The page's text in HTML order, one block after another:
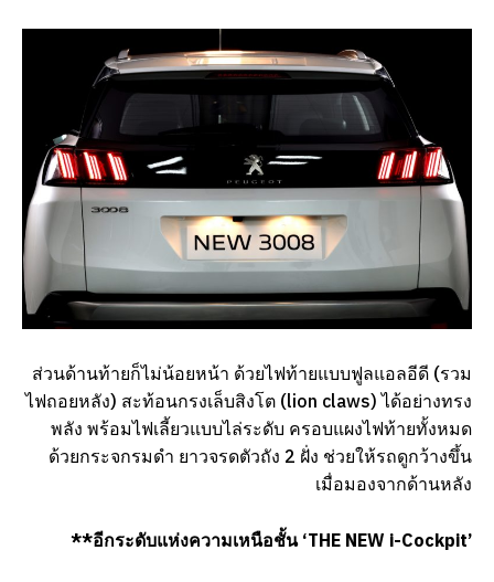
ส่วนด้านท้ายก็ไม่น้อยหน้า ด้วยไฟท้ายแบบฟูลแอลอีดี (รวม
ไฟถอยหลัง) สะท้อนกรงเล็บสิงโต (lion claws) ได้อย่างทรง
พลัง พร้อมไฟเลี้ยวแบบไล่ระดับ ครอบแผงไฟท้ายทั้งหมด
ด้วยกระจกรมดำ ยาวจรดตัวถัง 2 ฝั่ง ช่วยให้รถดูกว้างขึ้น
เมื่อมองจากด้านหลัง
**อีกระดับแห่งความเหนือชั้น ‘THE NEW i-Cockpit’